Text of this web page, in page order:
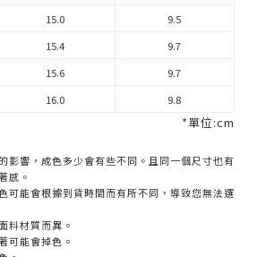
15.0
9.5
15.4
9.7
15.6
9.7
16.0 9.8
*單位:cm
影響，成色多少會有些不同。且同一個尺寸也有
感。
可能會根據到貨時間而有所不同，導致您無法選
料材質而異。
可能會掉色。